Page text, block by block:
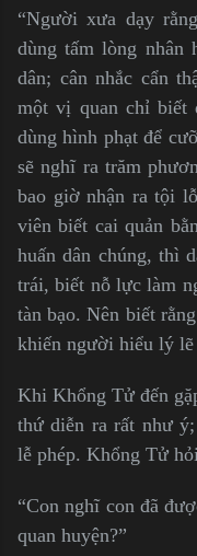
“Người xưa dạy
dùng tấm lòng nhân
dân; cân nhắc cẩn
một vị quan chỉ biết
dùng hình phạt để
sẽ nghĩ ra trăm
bao giờ nhận ra tội
viên biết cai quản
huấn dân chúng, thì
trái, biết nỗ lực làm
tàn bạo. Nên biết
khiến người hiểu lý lẽ
Khi Khổng Tử đến
thứ diễn ra rất như
lễ phép. Khổng Tử
“Con nghĩ con đã
quan huyện?”